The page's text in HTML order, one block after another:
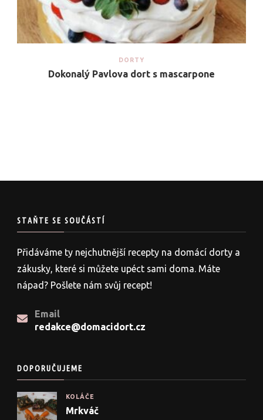
DORTY
Dokonalý Pavlova dort s mascarpone
STAŇTE SE SOUČÁSTÍ
Přidáváme ty nejchutnější recepty na domácí dorty a
zákusky, které si můžete upéct sami doma. Máte
nápad? Pošlete nám svůj recept!
Email
redakce@domacidort.cz
DOPORUČUJEME
KOLÁČE
Mrkváč